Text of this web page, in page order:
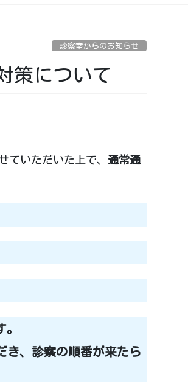
診察室からのお知らせ
策について
ていただいた上で、 通常通
き、診察の順番が来たら